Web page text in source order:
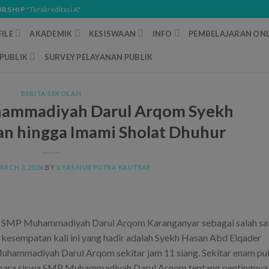
"Terakreditasi A"
AKADEMIK KESISWAAN INFO PEMBELAJARAN
SURVEY PELAYANAN PUBLIK
BERITA SEKOLAH
Darul Arqom Syekh
hingga Imami Sholat Dhuhur
3, 2026 BY ILYAS NUR PUTRA KAUTSAR
Muhammadiyah Darul Arqom Karanganyar sebagai salah
kali ini yang hadir adalah Syekh Hasan Abd Elqader
Darul Arqom sekitar jam 11 siang. Sekitar enam